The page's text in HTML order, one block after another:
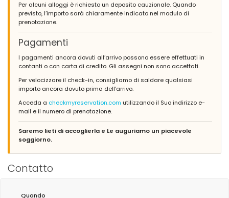
Per alcuni alloggi è richiesto un deposito cauzionale. Quando
previsto, l’importo sarà chiaramente indicato nel modulo di
prenotazione.
Pagamenti
I pagamenti ancora dovuti all’arrivo possono essere effettuati in
contanti o con carta di credito. Gli assegni non sono accettati.
Per velocizzare il check-in, consigliamo di saldare qualsiasi
importo ancora dovuto prima dell’arrivo.
Acceda a checkmyreservation.com utilizzando il Suo indirizzo e-
mail e il numero di prenotazione.
Saremo lieti di accoglierla e Le auguriamo un piacevole
soggiorno.
Contatto
Quando